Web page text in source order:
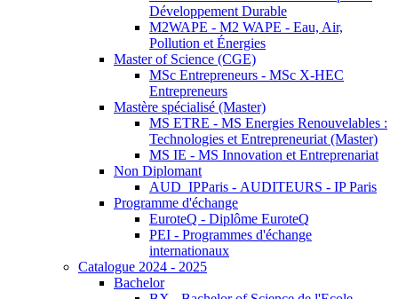
Développement Durable
M2WAPE - M2 WAPE - Eau, Air,
Pollution et Énergies
Master of Science (CGE)
MSc Entrepreneurs - MSc X-HEC
Entrepreneurs
Mastère spécialisé (Master)
MS ETRE - MS Energies Renouvelables :
Technologies et Entrepreneuriat (Master)
MS IE - MS Innovation et Entreprenariat
Non Diplomant
AUD_IPParis - AUDITEURS - IP Paris
Programme d'échange
EuroteQ - Diplôme EuroteQ
PEI - Programmes d'échange
internationaux
Catalogue 2024 - 2025
Bachelor